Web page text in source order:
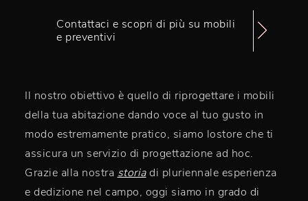
Contattaci e scopri di più su mobili
e preventivi
Il nostro obiettivo è quello di riprogettare i mobili
della tua abitazione dando voce al tuo gusto in
modo estremamente pratico, siamo lostore che ti
assicura un servizio di progettazione ad hoc.
Grazie alla nostra storiadi pluriennale esperienza
e dedizione nel campo, oggi siamo in grado di